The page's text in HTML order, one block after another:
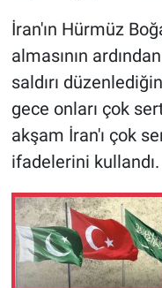
İran'ın Hürmüz
almasının
saldırı
gece onları çok
akşam İran'ı çok
ifadelerini kullandı.